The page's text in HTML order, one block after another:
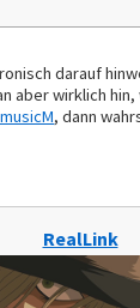
darauf
aber wirklich
, dann
RealLink